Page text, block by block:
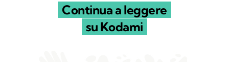
Continua a leggere
su Kodami